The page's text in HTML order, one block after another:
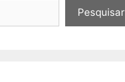
Pesquisar